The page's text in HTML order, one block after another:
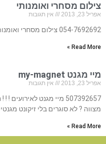
צילום מסחרי ואומנותי
אפריל 23, 2013 אין תגובות
054-7692692 צילום מסחרי ואומנותי.
Read More »
מיי מגנט my-magnet
אפריל 23, 2013 אין תגובות
507392657 מיי מגנט
מצווה ? לא סוגרים בלי זיקונט
Read More »